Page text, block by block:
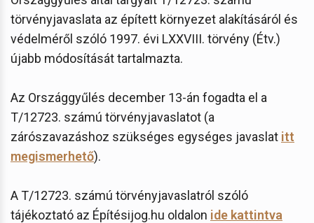
törvényjavaslata az épített környezet alakításáról és
védelméről szóló 1997. évi LXXVIII. törvény (Étv.)
újabb módosítását tartalmazta.
Az Országgyűlés december 13-án fogadta el a
T/12723. számú törvényjavaslatot (a
zárószavazáshoz szükséges egységes javaslat itt
megismerhető).
A T/12723. számú törvényjavaslatról szóló
tájékoztató az Építésijog.hu oldalon ide kattintva